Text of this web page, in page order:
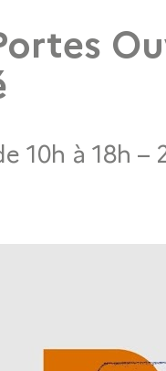
10h à 18h –